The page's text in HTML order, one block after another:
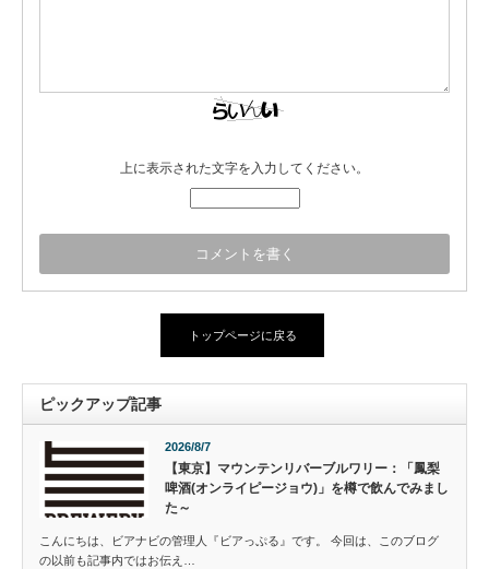
上に表示された文字を入力してください。
トップページに戻る
ピックアップ記事
2026/8/7
【東京】マウンテンリバーブルワリー：「鳳梨
啤酒(オンライピージョウ)」を樽で飲んでみまし
た～
こんにちは、ビアナビの管理人『ビアっぷる』です。 今回は、このブログ
の以前も記事内ではお伝え…